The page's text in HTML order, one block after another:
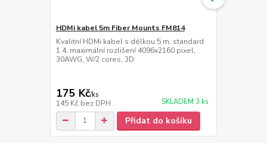
HDMi kabel 5m Fiber Mounts FM814
Kvalitní HDMi kabel s délkou 5 m, standard
1.4, maximální rozlišení 4096x2160 pixel,
30AWG, W/2 cores, 3D
175 Kč/ks
145 Kč bez DPH SKLADEM 3 ks
Přidat do košíku